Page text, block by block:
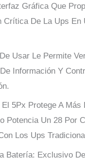
Gráfica Que
Crítica De La Ups En
Usar Le Permite
Información Y
5Px Protege A Más
Potencia Un 28 Por
Los Ups
Batería: Exclusivo